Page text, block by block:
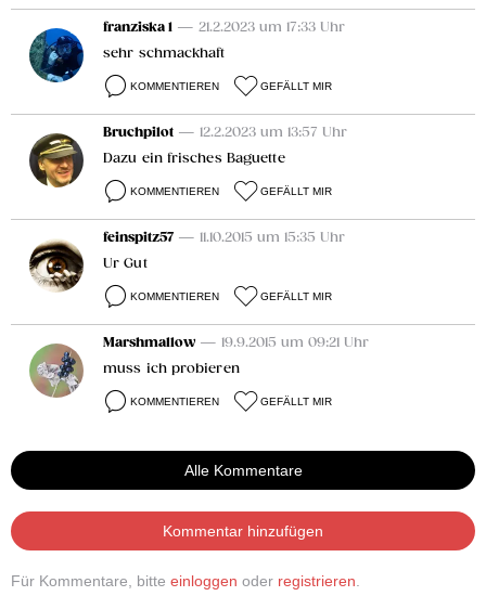
franziska 1 — 21.2.2023 um 17:33 Uhr
sehr schmackhaft
KOMMENTIEREN GEFÄLLT MIR
Bruchpilot — 12.2.2023 um 13:57 Uhr
Dazu ein frisches Baguette
KOMMENTIEREN GEFÄLLT MIR
feinspitz57 — 11.10.2015 um 15:35 Uhr
Ur Gut
KOMMENTIEREN GEFÄLLT MIR
Marshmallow — 19.9.2015 um 09:21 Uhr
muss ich probieren
KOMMENTIEREN GEFÄLLT MIR
Alle Kommentare
Kommentar hinzufügen
Für Kommentare, bitte einloggen oder registrieren